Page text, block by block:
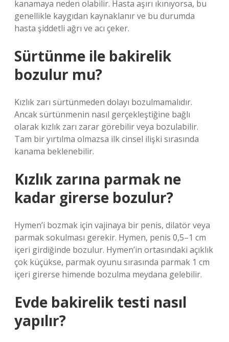
kanamaya neden olabilir. Hasta aşırı ıkınıyorsa, bu
genellikle kaygıdan kaynaklanır ve bu durumda
hasta şiddetli ağrı ve acı çeker.
Sürtünme ile bakirelik
bozulur mu?
Kızlık zarı sürtünmeden dolayı bozulmamalıdır.
Ancak sürtünmenin nasıl gerçekleştiğine bağlı
olarak kızlık zarı zarar görebilir veya bozulabilir.
Tam bir yırtılma olmazsa ilk cinsel ilişki sırasında
kanama beklenebilir.
Kızlık zarına parmak ne
kadar girerse bozulur?
Hymen’i bozmak için vajinaya bir penis, dilatör veya
parmak sokulması gerekir. Hymen, penis 0,5–1 cm
içeri girdiğinde bozulur. Hymen’in ortasındaki açıklık
çok küçükse, parmak oyunu sırasında parmak 1 cm
içeri girerse himende bozulma meydana gelebilir.
Evde bakirelik testi nasıl
yapılır?